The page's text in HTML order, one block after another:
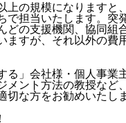
の規模になります
担当いたします。
どの支援機関、協同
すが、それ以外の
る」 会社様・個人事業
ント方法の教授など、
な方をお勧めいた